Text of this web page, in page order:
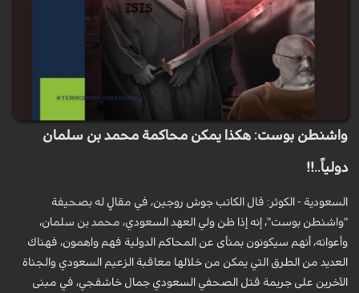
واشنطن بوست: هكذا يمكن محاكمة محمد بن سلمان
دولياً..!!
السعودية - الكوثر: قال الكاتب جوش روجين، في مقالٍ له بصحيفة
"واشنطن بوست"، إنه إذا ظن ولي العهد السعودي، محمد بن سلمان،
وأعوانه، أنهم سيكونون بمنأى عن المحاكم الدولية فهم واهمون، فهناك
العديد من الطرق التي يمكن من خلالها معاقبة الزعيم السعودي والجناة
الآخرين على جريمة قتل الصحفي السعودي جمال خاشقجي، في مبنى